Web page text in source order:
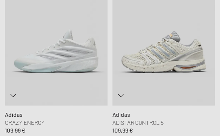
Adidas
CRAZY ENERGY
109,99 €
Adidas
ADISTAR CONTROL 5
109,99 €